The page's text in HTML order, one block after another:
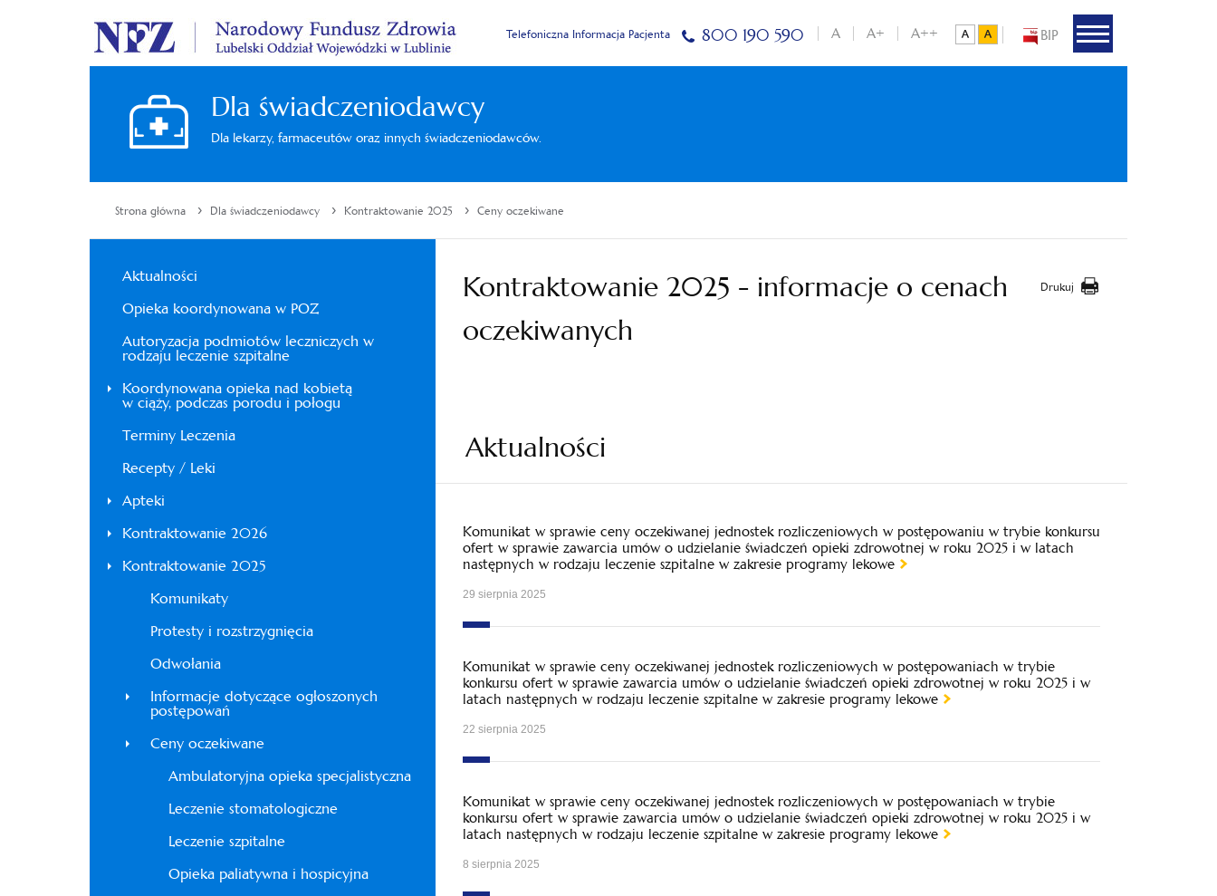
BIP
A A+ A++
Telefoniczna Informacja Pacjenta 800 190 590
Dla świadczeniodawcy
Dla lekarzy, farmaceutów oraz innych świadczeniodawców.
Strona główna › Dla świadczeniodawcy › Kontraktowanie 2025 › Ceny oczekiwane
Aktualności
Opieka koordynowana w POZ
Autoryzacja podmiotów leczniczych w
rodzaju leczenie szpitalne
Koordynowana opieka nad kobietą
w ciąży, podczas porodu i połogu
Terminy Leczenia
Recepty / Leki
Apteki
Kontraktowanie 2026
Kontraktowanie 2025
Komunikaty
Protesty i rozstrzygnięcia
Odwołania
Informacje dotyczące ogłoszonych
postępowań
Ceny oczekiwane
Ambulatoryjna opieka specjalistyczna
Leczenie stomatologiczne
Leczenie szpitalne
Opieka paliatywna i hospicyjna
Drukuj
Kontraktowanie 2025 - informacje o cenach
oczekiwanych
Aktualności
Komunikat w sprawie ceny oczekiwanej jednostek rozliczeniowych w postępowaniu w trybie konkursu
ofert w sprawie zawarcia umów o udzielanie świadczeń opieki zdrowotnej w roku 2025 i w latach
następnych w rodzaju leczenie szpitalne w zakresie programy lekowe
29 sierpnia 2025
Komunikat w sprawie ceny oczekiwanej jednostek rozliczeniowych w postępowaniach w trybie
konkursu ofert w sprawie zawarcia umów o udzielanie świadczeń opieki zdrowotnej w roku 2025 i w
latach następnych w rodzaju leczenie szpitalne w zakresie programy lekowe
22 sierpnia 2025
Komunikat w sprawie ceny oczekiwanej jednostek rozliczeniowych w postępowaniach w trybie
konkursu ofert w sprawie zawarcia umów o udzielanie świadczeń opieki zdrowotnej w roku 2025 i w
latach następnych w rodzaju leczenie szpitalne w zakresie programy lekowe
8 sierpnia 2025